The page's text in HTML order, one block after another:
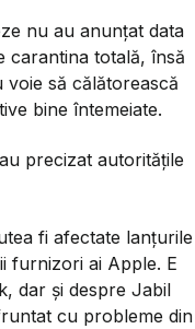
nu au anunțat data
carantina totală, însă
voie să călătorească
bine întemeiate.
precizat autoritățile
fi afectate lanțurile
furnizori ai Apple. E
dar și despre Jabil
cu probleme din